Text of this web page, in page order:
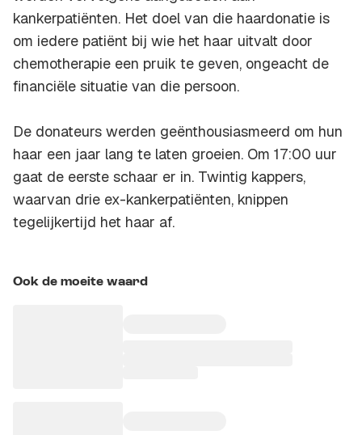
kankerpatiënten. Het doel van die haardonatie is
om iedere patiënt bij wie het haar uitvalt door
chemotherapie een pruik te geven, ongeacht de
financiële situatie van die persoon.
De donateurs werden geënthousiasmeerd om hun
haar een jaar lang te laten groeien. Om 17:00 uur
gaat de eerste schaar er in. Twintig kappers,
waarvan drie ex-kankerpatiënten, knippen
tegelijkertijd het haar af.
Ook de moeite waard